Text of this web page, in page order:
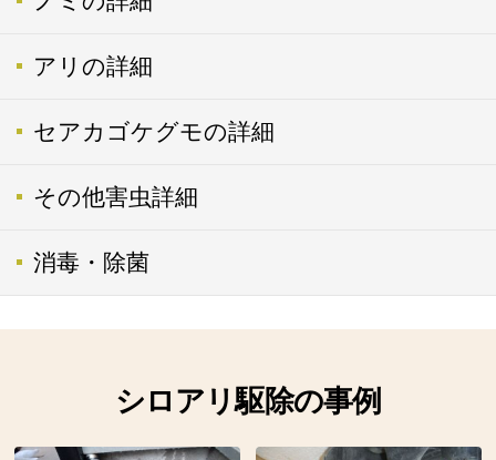
アリの詳細
セアカゴケグモの詳細
その他害虫詳細
消毒・除菌
シロアリ駆除の事例